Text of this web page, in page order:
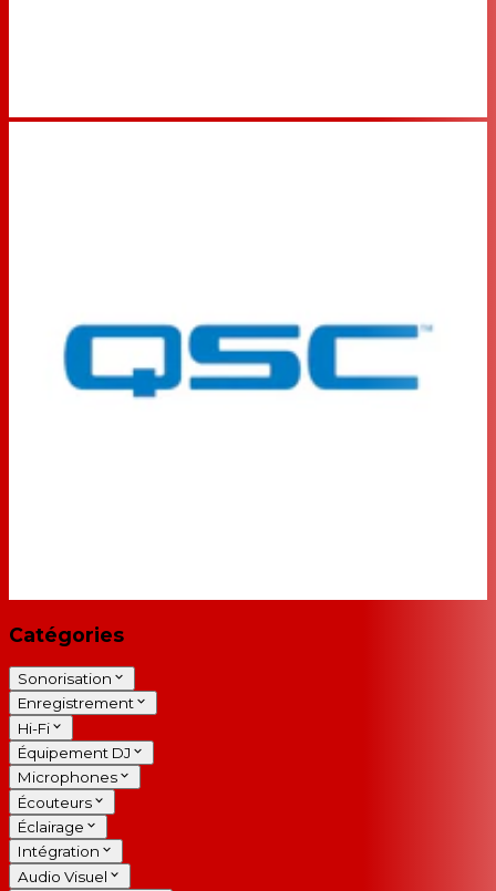
Catégories
Sonorisation
Enregistrement
Hi-Fi
Équipement DJ
Microphones
Écouteurs
Éclairage
Intégration
Audio Visuel